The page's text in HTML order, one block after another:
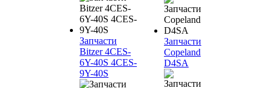
Запчасти
Bitzer 4CES-
6Y-40S 4CES-
9Y-40S
Запчасти
Copeland
D4SA